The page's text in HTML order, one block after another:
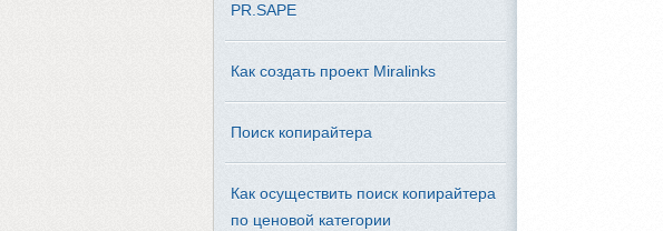
PR.SAPE
Как создать проект Miralinks
Поиск копирайтера
Как осуществить поиск копирайтера
по ценовой категории